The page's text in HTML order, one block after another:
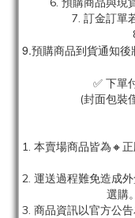
7. 訂金訂單
9.預購商品到貨通知
✅ 下單
(封面包裝
1. 本賣場商品皆為🔸
2. 運送過程難免造成
選購
3. 商品資訊以官方公